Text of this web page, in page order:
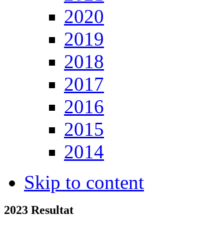
2020
2019
2018
2017
2016
2015
2014
Skip to content
2023 Resultat